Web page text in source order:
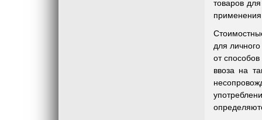
товаров
для
от
ввоза на